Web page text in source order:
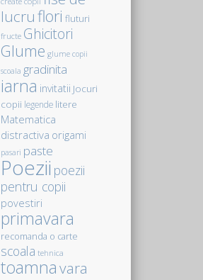
lucruflori fluturi
fructe Ghicitori
Glume glume copii
scoala gradinita
iarna invitatii Jocuri
copii legende litere
Matematica
distractiva origami
pasari paste
Poezii poezii
pentru copii
povestiri
primavara
recomanda o carte
scoala tehnica
toamnavara